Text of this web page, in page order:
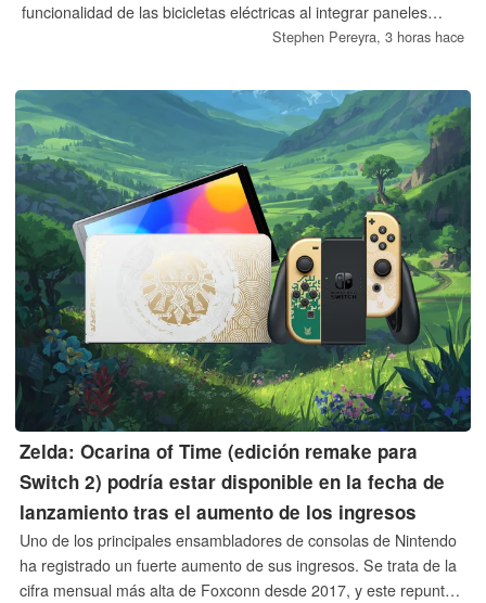
funcionalidad de las bicicletas eléctricas al integrar paneles
solares directamente en las ruedas, con el objetivo de ofrecer a
Stephen Pereyra, 3 horas hace
Zelda: Ocarina of Time (edición remake para
Switch 2) podría estar disponible en la fecha de
lanzamiento tras el aumento de los ingresos
Uno de los principales ensambladores de consolas de Nintendo
ha registrado un fuerte aumento de sus ingresos. Se trata de la
cifra mensual más alta de Foxconn desde 2017, y este repunte